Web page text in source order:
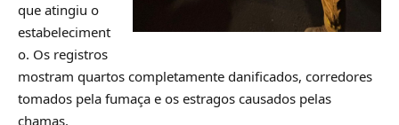
que atingiu o
estabeleciment
o. Os registros
mostram quartos completamente danificados, corredores
tomados pela fumaça e os estragos causados pelas
chamas.